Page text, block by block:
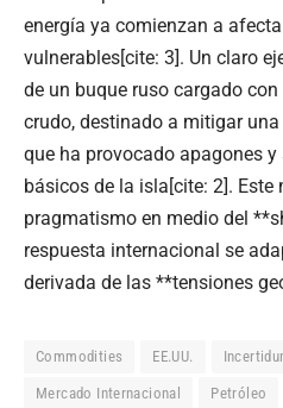
energía ya comienzan a
vulnerables[cite: 3]. Un claro
de un buque ruso cargado
crudo, destinado a mitigar
que ha provocado apagones
básicos de la isla[cite: 2].
pragmatismo en medio del
respuesta internacional se
derivada de las **tensiones
Commodities EE.UU.
Mercado Internacional Petróleo